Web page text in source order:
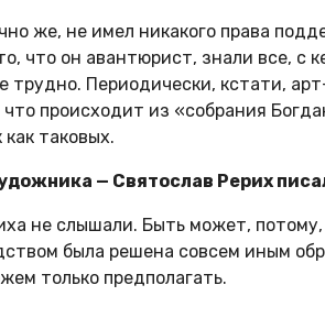
же, не имел никакого права
что он авантюрист, знали все, с
трудно. Периодически, кстати,
происходит из «собрания
таковых.
— Святослав Рерих
не слышали. Быть может,
была решена совсем иным
только предполагать.